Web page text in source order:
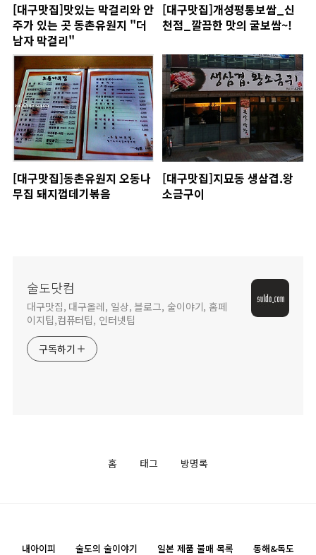
[대구맛집]맛있는 막걸리와 안
주가 있는 곳 동촌유원지 "더
남자 막걸리"
[대구맛집]개성평통보쌈_신
천점_깔끔한 맛의 굴보쌈~!
[대구맛집]동촌유원지 오동나
무집 돼지껍데기볶음
[대구맛집]지묘동 생삼겹.왕
소금구이
술도닷컴
대구맛집, 대구올레, 일상, 블로그, 술이야기, 홈페
이지팁,컴퓨터팁, 인터넷팁
구독하기
홈 태그 방명록
내아이피 술도의 술이야기 일본 제품 불매 목록 동해&독도